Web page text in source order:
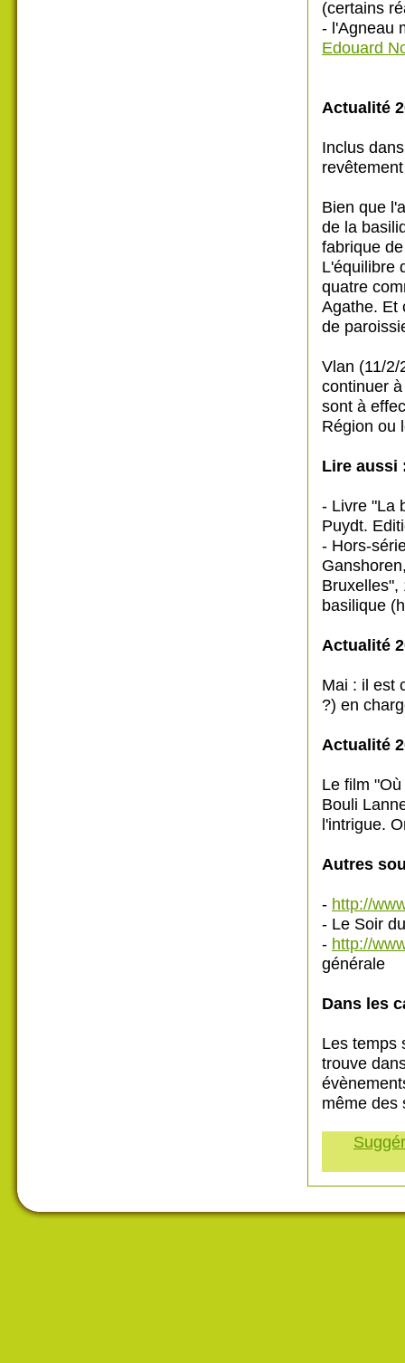
(certains
- l'Agneau
Edouard
Actualité
Inclus
Bien que
de la
fabrique
L'équilibre
quatre
Agathe. Et
de
Vlan (11/
continuer
sont à
Région ou
Lire aussi
- Livre "La
Puydt.
- Hors-
Bruxelles",
basilique
Actualité
Mai : il est
?) en
Actualité
Le film
Bouli
l'intrigue.
Autres
- http://
- Le Soir
- http://
générale
Dans les
Les temps
trouve
même des